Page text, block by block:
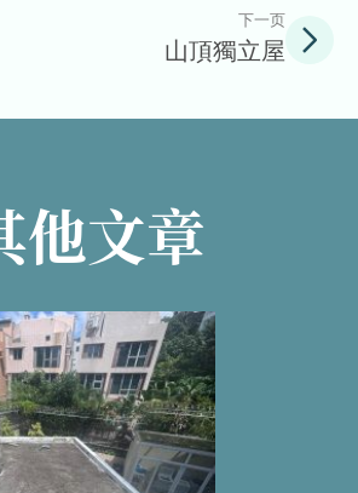
下一页
山頂獨立屋
他文章